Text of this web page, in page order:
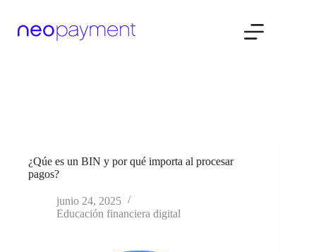
contenido
¿Qúe es un BIN y por qué importa al procesar
pagos?
junio 24, 2025
Educación financiera digital